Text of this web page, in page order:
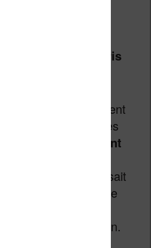
n’est pas pris
légitimement
. D’après
traduits par IA sont
que la
. Mais, on ne sait
ce processus de
place et s’il est
des humains ou non.